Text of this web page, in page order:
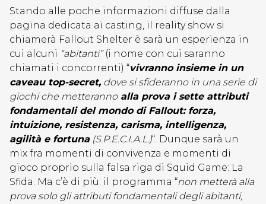
Stando alle poche informazioni diffuse dalla
pagina dedicata ai casting, il reality show si
chiamerà Fallout Shelter è sarà un esperienza in
cui alcuni “abitanti”(i nome con cui saranno
chiamati i concorrenti) “vivranno insieme in un
caveau top-secret, dove si sfideranno in una serie di
giochi che metterannoalla prova i sette attributi
fondamentali del mondo di Fallout: forza,
intuizione, resistenza, carisma, intelligenza,
agilità e fortuna(S.P.E.C.I.A.L.)“. Dunque sarà un
mix fra momenti di convivenza e momenti di
gioco proprio sulla falsa riga di Squid Game: La
Sfida. Ma c’è di più: il programma “non metterà alla
prova solo gli attributi fondamentali degli abitanti,